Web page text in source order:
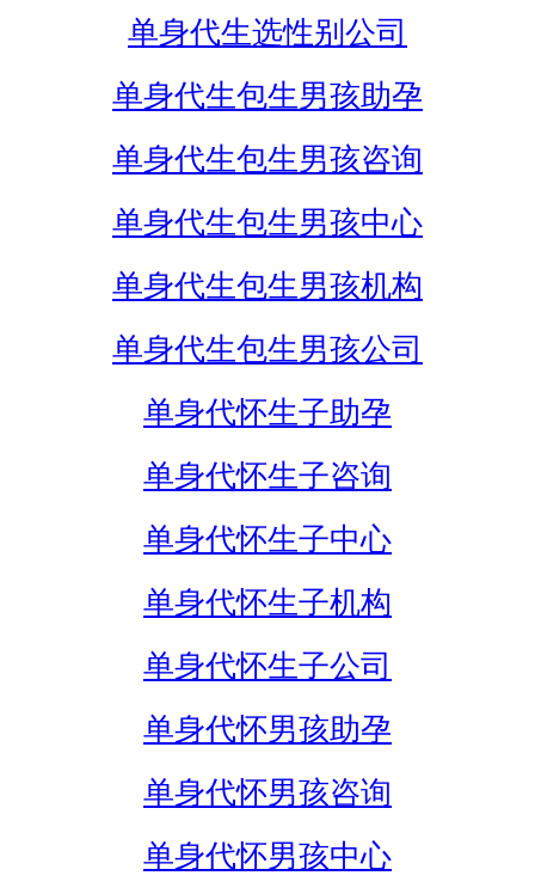
单身代生选性别公司
单身代生包生男孩助孕
单身代生包生男孩咨询
单身代生包生男孩中心
单身代生包生男孩机构
单身代生包生男孩公司
单身代怀生子助孕
单身代怀生子咨询
单身代怀生子中心
单身代怀生子机构
单身代怀生子公司
单身代怀男孩助孕
单身代怀男孩咨询
单身代怀男孩中心